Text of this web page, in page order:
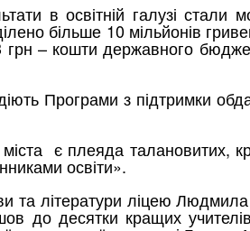
в освітній галузі
більше 10 мільйонів
– кошти державного
Програми з підтримки
є плеяда талановитих,
освіти».
та літератури ліцею
до десятки кращих учителів